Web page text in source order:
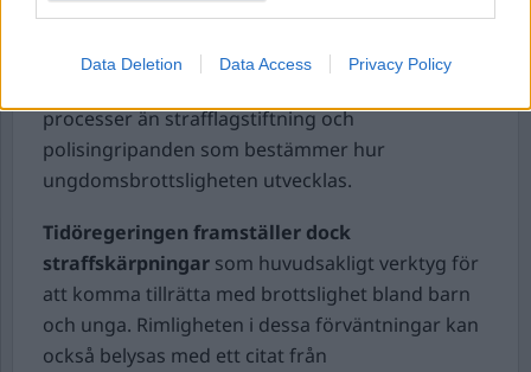
Data Deletion Data Access Privacy Policy
Minskningen av brottsligheten bland unga har
processer än strafflagstiftning och
polisingripanden som bestämmer hur
ungdomsbrottsligheten utvecklas.
Tidöregeringen framställer dock
straffskärpningar som huvudsakligt verktyg för
att komma tillrätta med brottslighet bland barn
och unga. Rimligheten i dessa förväntningar kan
också belysas med ett citat från